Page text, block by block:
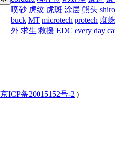
喷砂 虎纹 虎斑 涂层 熊头
buck MT microtech protech 蜘蛛
外 求生 救援 EDC every day
京ICP备20015152号-2 )